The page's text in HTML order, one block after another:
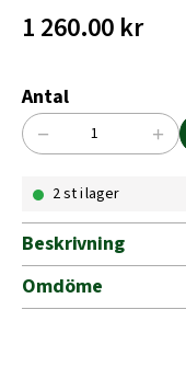
1 260.00 kr
Antal
VATTENPASS
HV120
HULTAFORS
− +
2 st i lager
Beskrivning
Omdöme